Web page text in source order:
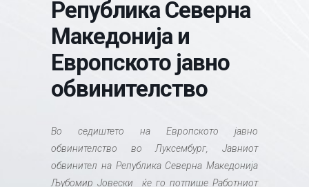
Република Северна
Македонија и
Европското јавно
обвинителство
Во седиштето на Европското јавно
обвинителство во Луксембург, Јавниот
обвинител на Република Северна Македонија
Љубомир Јовески ќе го потпише Работниот